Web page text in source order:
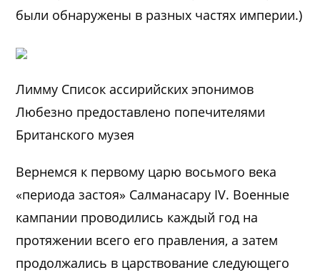
были обнаружены в разных частях империи.)
Лимму Список ассирийских эпонимов
Любезно предоставлено попечителями
Британского музея
Вернемся к первому царю восьмого века
«периода застоя» Салманасару IV. Военные
кампании проводились каждый год на
протяжении всего его правления, а затем
продолжались в царствование следующего